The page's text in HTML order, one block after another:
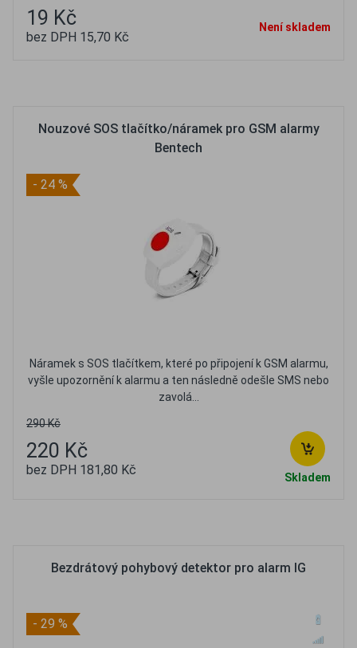
19 Kč
bez DPH 15,70 Kč
Není skladem
Nouzové SOS tlačítko/náramek pro GSM alarmy
Bentech
- 24 %
Náramek s SOS tlačítkem, které po připojení k GSM alarmu,
vyšle upozornění k alarmu a ten následně odešle SMS nebo
zavolá...
290 Kč
220 Kč
bez DPH 181,80 Kč Skladem
Bezdrátový pohybový detektor pro alarm IG
- 29 %